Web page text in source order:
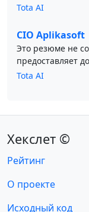
Tota AI
CIO Aplikasoft
Это резюме не
предоставляет
Tota AI
Хекслет ©
Рейтинг
О проекте
Исходный код